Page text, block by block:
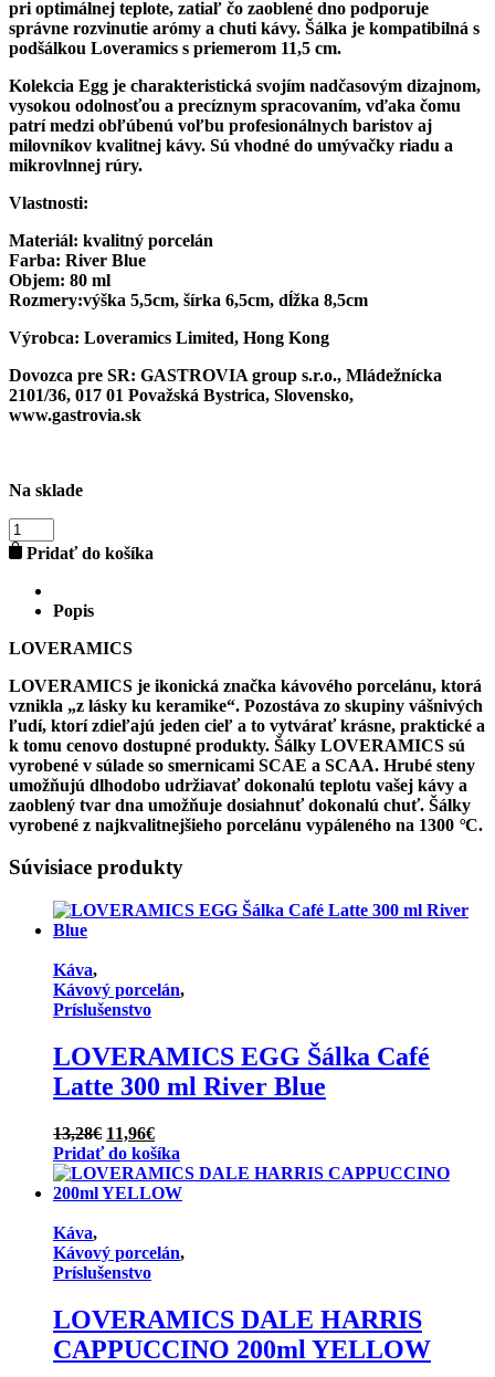
pri optimálnej teplote, zatiaľ čo zaoblené dno podporuje
správne rozvinutie arómy a chuti kávy. Šálka je kompatibilná s
podšálkou Loveramics s priemerom 11,5 cm.
Kolekcia Egg je charakteristická svojím nadčasovým dizajnom,
vysokou odolnosťou a precíznym spracovaním, vďaka čomu
patrí medzi obľúbenú voľbu profesionálnych baristov aj
milovníkov kvalitnej kávy. Sú vhodné do umývačky riadu a
mikrovlnnej rúry.
Vlastnosti:
Materiál: kvalitný porcelán
Farba: River Blue
Objem: 80 ml
Rozmery:výška 5,5cm, šírka 6,5cm, dĺžka 8,5cm
Výrobca: Loveramics Limited, Hong Kong
Dovozca pre SR: GASTROVIA group s.r.o., Mládežnícka
2101/36, 017 01 Považská Bystrica, Slovensko,
www.gastrovia.sk
Na sklade
množstvo
LOVERAMICS
Šálka
Espresso
ml
Blue
Pridať do košíka
Popis
LOVERAMICS
LOVERAMICS je ikonická značka kávového porcelánu, ktorá
vznikla „z lásky ku keramike“. Pozostáva zo skupiny vášnivých
ľudí, ktorí zdieľajú jeden cieľ a to vytvárať krásne, praktické a
k tomu cenovo dostupné produkty. Šálky LOVERAMICS sú
vyrobené v súlade so smernicami SCAE a SCAA. Hrubé steny
umožňujú dlhodobo udržiavať dokonalú teplotu vašej kávy a
zaoblený tvar dna umožňuje dosiahnuť dokonalú chuť. Šálky
vyrobené z najkvalitnejšieho porcelánu vypáleného na 1300 °C.
Súvisiace produkty
Káva,
Kávový porcelán,
Príslušenstvo
LOVERAMICS EGG Šálka Café
Latte 300 ml River Blue
13,28€ Pôvodná
cena
bola:
13,28€.
11,96€Aktuálna
cena
je:
11,96€.
Pridať do košíka
Káva,
Kávový porcelán,
Príslušenstvo
LOVERAMICS DALE HARRIS
CAPPUCCINO 200ml YELLOW